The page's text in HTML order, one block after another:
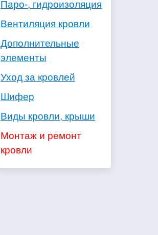
Паро-, гидроизоляция
Вентиляция кровли
Дополнительные
элементы
Уход за кровлей
Шифер
Виды кровли, крыши
Монтаж и ремонт
кровли